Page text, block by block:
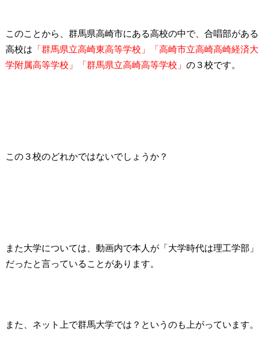
このことから、群馬県高崎市にある高校の中で、合唱部がある
高校は 「群馬県立高崎東高等学校」「高崎市立高崎高崎経済大
学附属高等学校」「群馬県立高崎高等学校」 の３校です。
この３校のどれかではないでしょうか？
また大学については、動画内で本人が「大学時代は理工学部」
だったと言っていることがあります。
また、ネット上で群馬大学では？ というのも上がっています。